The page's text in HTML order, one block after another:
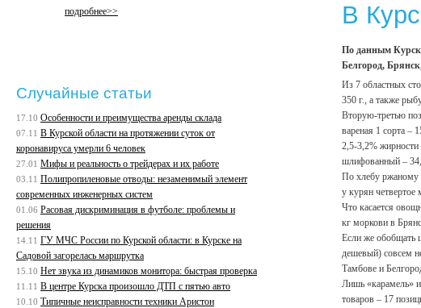
В
По данным
Белгород,
Из 7 областных
350 г., а также
Вторую-третью
вареная 1 сорта –
2,5-3,2% жирности
шлифованный –
По хлебу ржаному
у курян четвертое
Что касается
кг моркови в
Если же обобщать
дешевый) совсем
Тамбове и
Лишь «карамель»
товаров – 17
подробнее>>
Случайные статьи
17.10 Особенности и преимущества аренды склада
07.11 В Курской области на протяжении суток от
коронавируса умерли 6 человек
27.01 Мифы и реальность о трейдерах и их работе
03.11 Полипропиленовые отводы: незаменимый элемент
современных инженерных систем
01.06 Расовая дискриминация в футболе: проблемы и
решения
14.11 ГУ МЧС России по Курской области: в Курске на
Садовой загорелась маршрутка
15.10 Нет звука из динамиков монитора: быстрая проверка
11.11 В центре Курска произошло ДТП с пятью авто
10.10 Типичные неисправности техники Аристон